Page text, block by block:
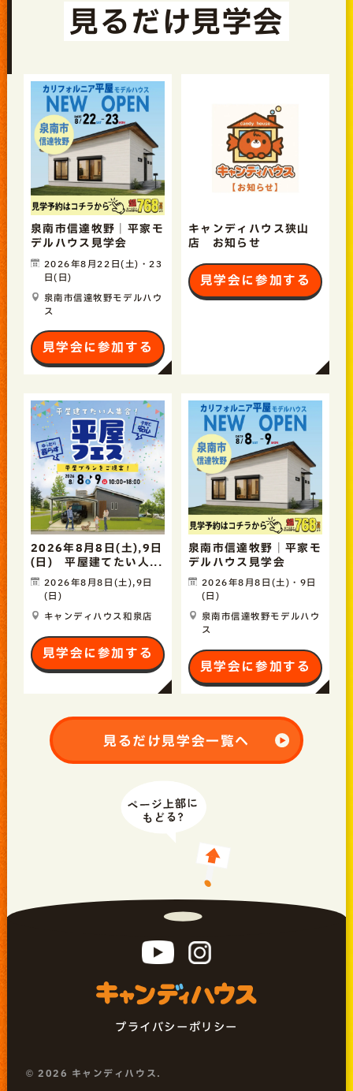
見るだけ見学会
泉南市信達牧野｜平家モ
デルハウス見学会
2026年8月22日(土)・23
日(日)
泉南市信達牧野モデルハウ
ス
見学会に参加する
キャンディハウス狭山
店 お知らせ
見学会に参加する
2026年8月8日(土),9日
(日) 平屋建てたい人...
2026年8月8日(土),9日
(日)
キャンディハウス和泉店
見学会に参加する
泉南市信達牧野｜平家モ
デルハウス見学会
2026年8月8日(土)・9日
(日)
泉南市信達牧野モデルハウ
ス
見学会に参加する
見るだけ見学会一覧へ
プライバシーポリシー
© 2026 キャンディハウス.